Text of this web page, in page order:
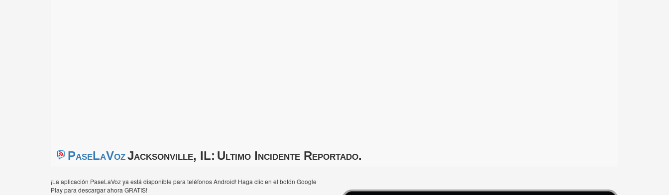
PaseLaVozJacksonville, IL: Ultimo Incidente Reportado.
¡La aplicación PaseLaVoz ya está disponible para teléfonos Android! Haga clic en el botón Google
Play para descargar ahora GRATIS!